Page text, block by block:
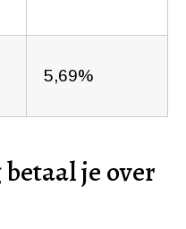
5,69%
je over